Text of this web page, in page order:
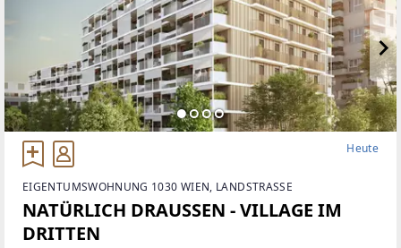
Heute
EIGENTUMSWOHNUNG 1030 WIEN, LANDSTRASSE
NATÜRLICH DRAUSSEN - VILLAGE IM
DRITTEN